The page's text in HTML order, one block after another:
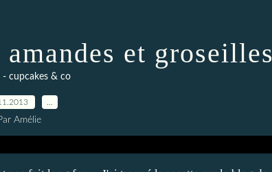
et groseilles
- cupcakes & co
Amélie